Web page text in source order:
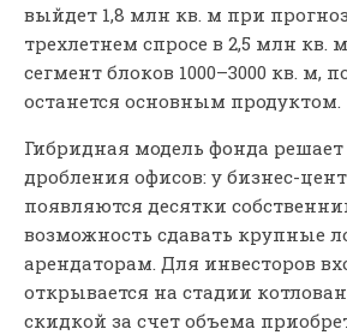
выйдет 1,8 млн кв. м при
трехлетнем спросе в 2,5 млн кв.
сегмент блоков 1000–3000 кв. м,
останется основным продуктом.
Гибридная модель фонда
дробления офисов: у бизнес-
появляются десятки
возможность сдавать крупные
арендаторам. Для инвесторов
открывается на стадии
скидкой за счет объема